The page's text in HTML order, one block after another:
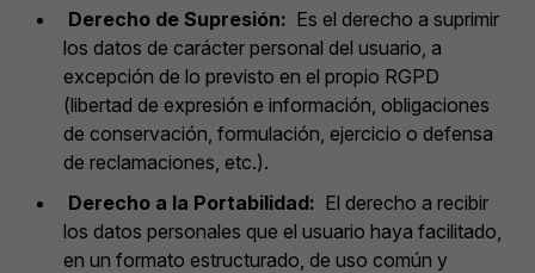
Derecho de Supresión: Es el derecho a suprimir
los datos de carácter personal del usuario, a
excepción de lo previsto en el propio RGPD
(libertad de expresión e información, obligaciones
de conservación, formulación, ejercicio o defensa
de reclamaciones, etc.).
Derecho a la Portabilidad: El derecho a recibir
los datos personales que el usuario haya facilitado,
en un formato estructurado, de uso común y